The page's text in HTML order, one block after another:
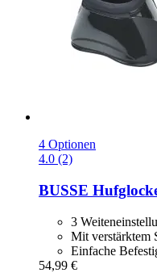
4 Optionen
4.0 (2)
BUSSE
3
Mit verstärktem
Einfache
54,99 €